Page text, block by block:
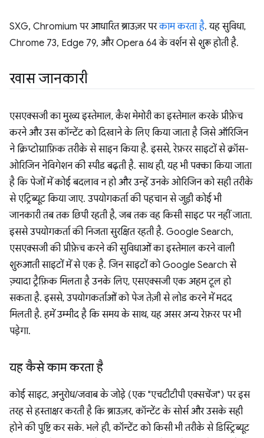
SXG, Chromium पर आधारित ब्राउज़र परकाम करता है. यह सुविधा,
Chrome 73, Edge 79, और Opera 64 के वर्शन से शुरू होती है.
खास जानकारी
एसएक्सजी का मुख्य इस्तेमाल, कैश मेमोरी का इस्तेमाल करके प्रीफ़ेच
करने और उस कॉन्टेंट को दिखाने के लिए किया जाता है जिसे ऑरिजिन
ने क्रिप्टोग्राफ़िक तरीके से साइन किया है. इससे, रेफ़रर साइटों से क्रॉस-
ओरिजिन नेविगेशन की स्पीड बढ़ती है. साथ ही, यह भी पक्का किया जाता
है कि पेजों में कोई बदलाव न हो और उन्हें उनके ओरिजिन को सही तरीके
से एट्रिब्यूट किया जाए. उपयोगकर्ता की पहचान से जुड़ी कोई भी
जानकारी तब तक छिपी रहती है, जब तक वह किसी साइट पर नहीं जाता.
इससे उपयोगकर्ता की निजता सुरक्षित रहती है. Google Search,
एसएक्सजी की प्रीफ़ेच करने की सुविधाओं का इस्तेमाल करने वाली
शुरुआती साइटों में से एक है. जिन साइटों को Google Search से
ज़्यादा ट्रैफ़िक मिलता है उनके लिए, एसएक्सजी एक अहम टूल हो
सकता है. इससे, उपयोगकर्ताओं को पेज तेज़ी से लोड करने में मदद
मिलती है. हमें उम्मीद है कि समय के साथ, यह असर अन्य रेफ़रर पर भी
पड़ेगा.
यह कैसे काम करता है
कोई साइट, अनुरोध/जवाब के जोड़े (एक "एचटीटीपी एक्सचेंज") पर इस
तरह से हस्ताक्षर करती है कि ब्राउज़र, कॉन्टेंट के सोर्स और उसके सही
होने की पुष्टि कर सके. भले ही, कॉन्टेंट को किसी भी तरीके से डिस्ट्रिब्यूट